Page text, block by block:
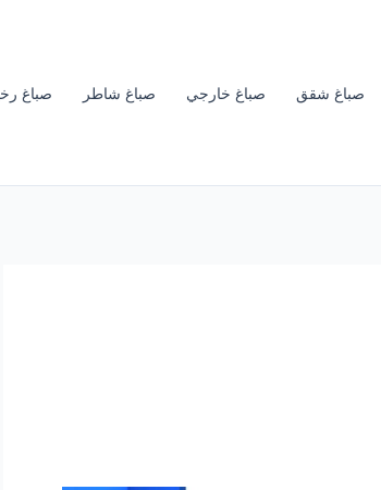
صباغ شقق صباغ خارجي صباغ شاطر صباغ